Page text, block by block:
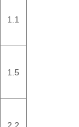
1.1
1.5